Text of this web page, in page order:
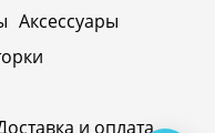
Аксессуары
и оплата